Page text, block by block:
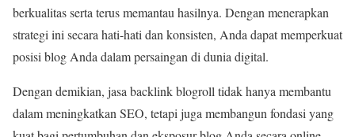
berkualitas serta terus memantau hasilnya. Dengan menerapkan
strategi ini secara hati-hati dan konsisten, Anda dapat memperkuat
posisi blog Anda dalam persaingan di dunia digital.
Dengan demikian, jasa backlink blogroll tidak hanya membantu
dalam meningkatkan SEO, tetapi juga membangun fondasi yang